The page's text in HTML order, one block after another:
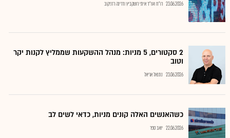
23.06.2026 רו"ח ועו"ד איתי רושקביץ ודרינה רזניקוב
2 סקטורים, 5 מניות: מנהל ההשקעות שממליץ לקנות יקר
וטוב
23.06.2026 נתנאל אריאל
כשהאנשים האלה קונים מניות, כדאי לשים לב
22.06.2026 יואב ספר